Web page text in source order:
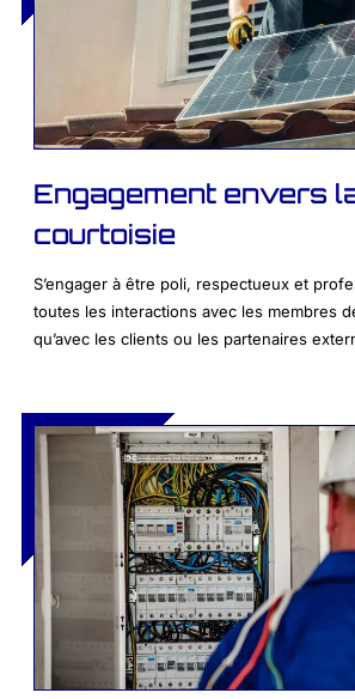
Engagement envers
courtoisie
S’engager à être poli, respectueux et
toutes les interactions avec les membres
qu’avec les clients ou les partenaires